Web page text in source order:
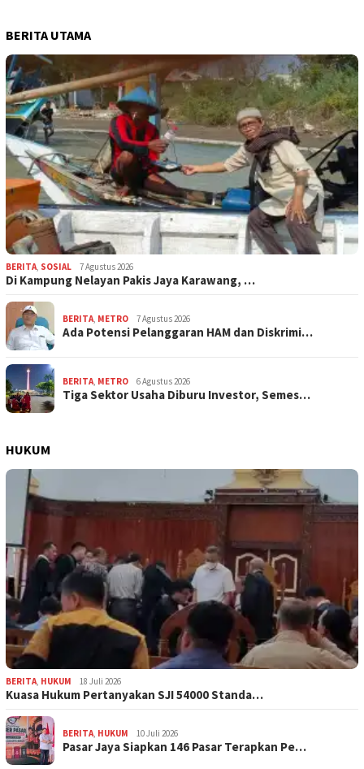
BERITA UTAMA
BERITA, SOSIAL 7 Agustus 2026
Di Kampung Nelayan Pakis Jaya Karawang, …
BERITA, METRO 7 Agustus 2026
Ada Potensi Pelanggaran HAM dan Diskrimi…
BERITA, METRO 6 Agustus 2026
Tiga Sektor Usaha Diburu Investor, Semes…
HUKUM
BERITA HUKUM 18 Juli 2026
Kuasa Hukum Pertanyakan SJI 54000 Standa…
BERITA HUKUM 10 Juli 2026
Pasar Jaya Siapkan 146 Pasar Terapkan Pe…